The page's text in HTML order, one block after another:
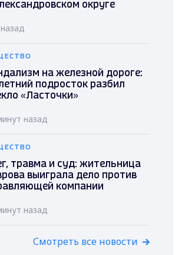
округе
на железной дороге:
подросток разбил
«Ласточки»
назад
травма и суд: жительница
выиграла дело против
компании
назад
Смотреть все новости